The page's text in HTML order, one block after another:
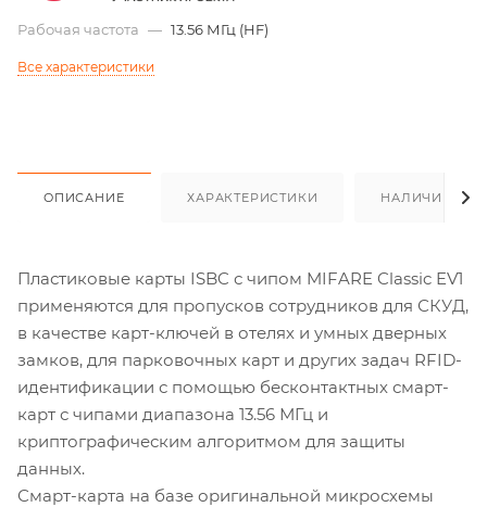
Рабочая частота — 13.56 МГц (HF)
Все характеристики
ОПИСАНИЕ ХАРАКТЕРИСТИКИ НАЛИЧИЕ
Пластиковые карты ISBC с чипом MIFARE Classic EV1
применяются для пропусков сотрудников для СКУД,
в качестве карт-ключей в отелях и умных дверных
замков, для парковочных карт и других задач RFID-
идентификации с помощью бесконтактных смарт-
карт с чипами диапазона 13.56 МГц и
криптографическим алгоритмом для защиты
данных.
Смарт-карта на базе оригинальной микросхемы